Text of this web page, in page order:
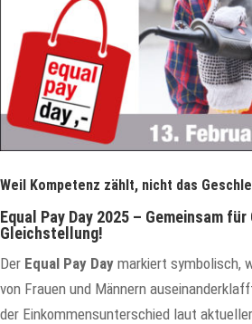
Weil Kompetenz zählt, nicht das
Equal Pay Day 2025 – Gemeinsam
Gleichstellung!
Der Equal Pay Day markiert symbolisch,
von Frauen und Männern
der Einkommensunterschied laut